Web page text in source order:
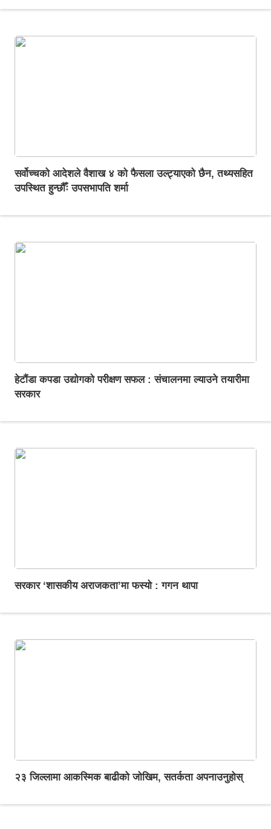
सर्वोच्चको आदेशले वैशाख ४ को फैसला उल्ट्याएको छैन, तथ्यसहित
उपस्थित हुन्छौँः उपसभापति शर्मा
हेटौंडा कपडा उद्योगको परीक्षण सफल : संचालनमा ल्याउने तयारीमा
सरकार
सरकार ‘शासकीय अराजकता’मा फस्यो : गगन थापा
२३ जिल्लामा आकस्मिक बाढीको जोखिम, सतर्कता अपनाउनुहोस्